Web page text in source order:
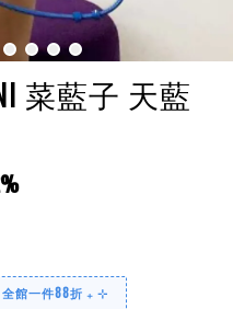
菜藍子 天藍
館一件88折 ₊ ⊹